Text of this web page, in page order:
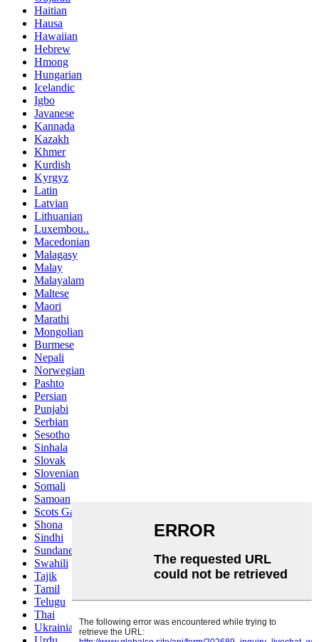
Haitian
Hausa
Hawaiian
Hebrew
Hmong
Hungarian
Icelandic
Igbo
Javanese
Kannada
Kazakh
Khmer
Kurdish
Kyrgyz
Latin
Latvian
Lithuanian
Luxembou..
Macedonian
Malagasy
Malay
Malayalam
Maltese
Maori
Marathi
Mongolian
Burmese
Nepali
Norwegian
Pashto
Persian
Punjabi
Serbian
Sesotho
Sinhala
Slovak
Slovenian
Somali
Samoan
Scots Gaelic
Shona
Sindhi
Sundanese
Swahili
Tajik
Tamil
Telugu
Thai
Ukrainian